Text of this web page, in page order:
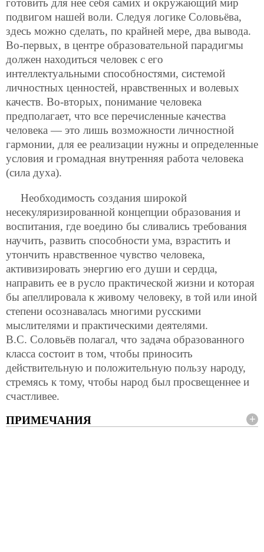
готовить для нее себя самих и окружающий мир
подвигом нашей воли. Следуя логике Соловьёва,
здесь можно сделать, по крайней мере, два вывода.
Во-первых, в центре образовательной парадигмы
должен находиться человек с его
интеллектуальными способностями, системой
личностных ценностей, нравственных и волевых
качеств. Во-вторых, понимание человека
предполагает, что все перечисленные качества
человека — это лишь возможности личностной
гармонии, для ее реализации нужны и определенные
условия и громадная внутренняя работа человека
(сила духа).
Необходимость создания широкой
несекуляризированной концепции образования и
воспитания, где воедино бы сливались требования
научить, развить способности ума, взрастить и
утончить нравственное чувство человека,
активизировать энергию его души и сердца,
направить ее в русло практической жизни и которая
бы апеллировала к живому человеку, в той или иной
степени осознавалась многими русскими
мыслителями и практическими деятелями.
В.С. Соловьёв полагал, что задача образованного
класса состоит в том, чтобы приносить
действительную и положительную пользу народу,
стремясь к тому, чтобы народ был просвещеннее и
счастливее.
ПРИМЕЧАНИЯ